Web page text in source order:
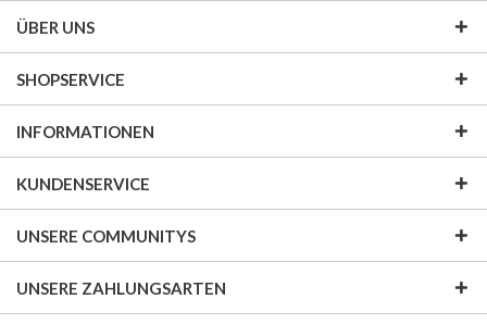
ÜBER UNS
SHOPSERVICE
INFORMATIONEN
KUNDENSERVICE
UNSERE COMMUNITYS
UNSERE ZAHLUNGSARTEN